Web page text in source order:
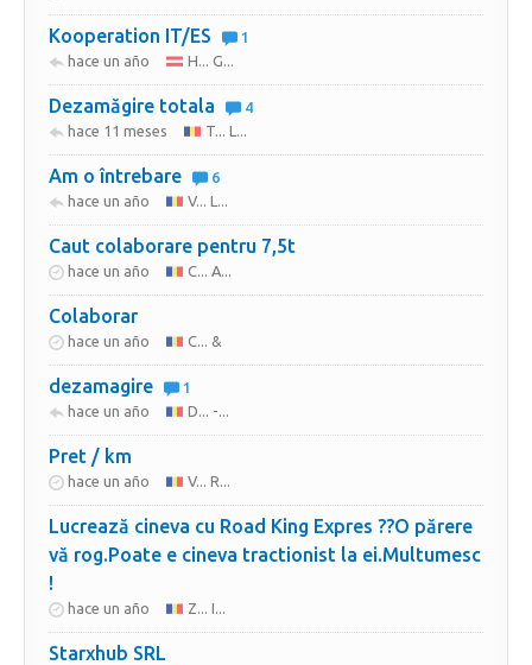
Kooperation IT/ES
1
hace un año
H... G...
Dezamăgire totala
4
hace 11 meses
T... L...
Am o întrebare
6
hace un año
V... L...
Caut colaborare pentru 7,5t
hace un año C... A...
Colaborar
hace un año C... &
dezamagire
1
hace un año
D... -...
Pret / km
hace un año V... R...
Lucrează cineva cu Road King Expres ??O părere
vă rog.Poate e cineva tractionist la ei.Multumesc
!
hace un año Z... I...
Starxhub SRL